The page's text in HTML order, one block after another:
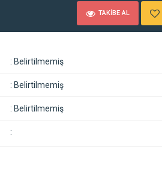
TAKİBE AL
: Belirtilmemiş
: Belirtilmemiş
: Belirtilmemiş
: